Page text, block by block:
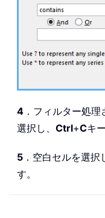
4 ．フィルター処
選択し、 Ctrl+Cキ
5 ．空白セルを選択
す。